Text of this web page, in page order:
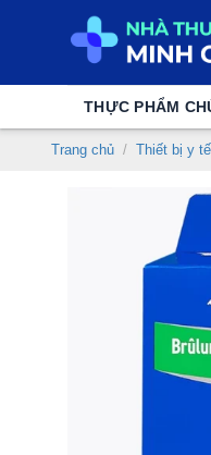
THỰC PHẨM
Trang chủ / Thiết bị y tế